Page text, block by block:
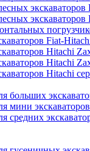
экскаваторов
экскаваторов
Fiat-
Hitachi
Hitachi
Hitachi
больших
мини
средних